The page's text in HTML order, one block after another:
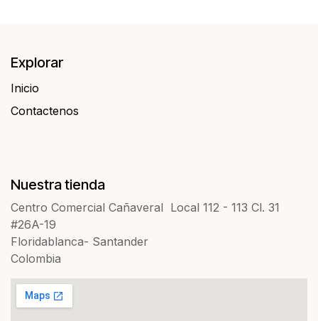
Explorar
Inicio
Contactenos​​
Nuestra tienda
Centro Comercial Cañaveral Local 112 - 113 Cl. 31
#26A-19
Floridablanca- Santander
Colombia